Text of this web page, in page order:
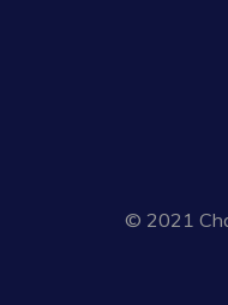
© 2021